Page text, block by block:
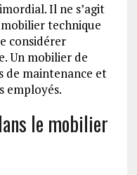
Il ne s’agit
technique
considérer
Un mobilier de
de maintenance et
employés.
le mobilier